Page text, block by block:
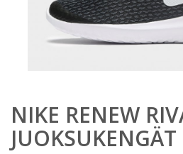
NIKE RENEW